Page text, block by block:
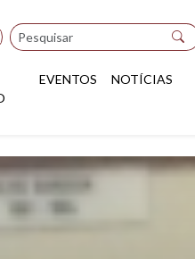
Pesquisar
EVENTOS NOTÍCIAS